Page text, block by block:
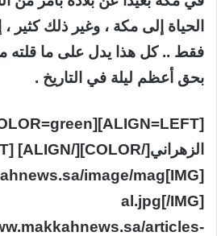
الحياة إلى مكة ، وغير ذلك كثير
فقط .. كل هذا يدل على ما قلته
بحق أعظم ليلة في التاريخ .
image/mag
al.jpg[/IMG]
articles-